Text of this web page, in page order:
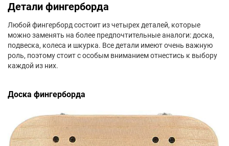
Детали фингерборда
Любой фингерборд состоит из четырех деталей, которые
можно заменять на более предпочтительные аналоги: доска,
подвеска, колеса и шкурка. Все детали имеют очень важную
роль, поэтому стоит с особым вниманием отнестись к выбору
каждой из них.
Доска фингерборда